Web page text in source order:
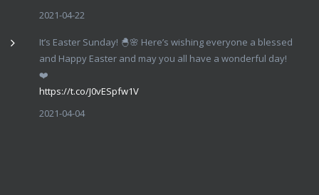
2021-04-22
It’s Easter Sunday! 🐣🌸 Here’s wishing everyone a blessed
and Happy Easter and may you all have a wonderful day!
❤️
https://t.co/J0vESpfw1V
2021-04-04